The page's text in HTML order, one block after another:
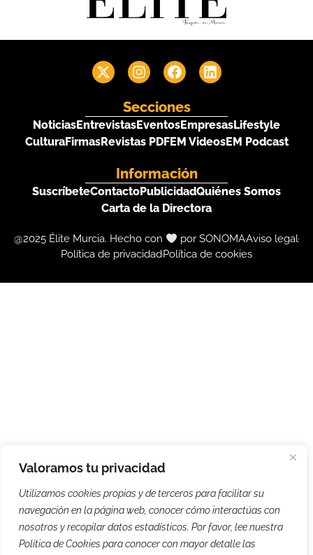
Valoramos tu privacidad
Utilizamos cookies propias y de terceros para facilitar su
navegación en la página web, conocer cómo interactúas con
nosotros y recopilar datos estadísticos. Por favor, lee nuestra
Política de Cookies para conocer con mayor detalle las
Secciones
NoticiasEntrevistasEventosEmpresasLifestyle
CulturaFirmasRevistas PDFEM VideosEM Podcast
Información
SuscríbeteContactoPublicidadQuiénes Somos
Carta de la Directora
@2025 Élite Murcia. Hecho con por SONOMAAviso legal
Política de privacidadPolítica de cookies